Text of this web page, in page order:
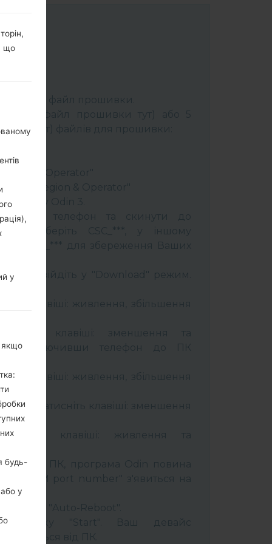
тут) файлів для прошивки:
& Operator"
& Region & Operator"
Odin 3.
телефон та скинути до
оберіть CSC_***, у іншому
для збереження Ваших
і увійдіть у "Download" режим.
Підключивши телефон до ПК
клавіші: живлення, збільшення
та натисніть клавіші: зменшення
клавіші: живлення та
до ПК, програма Odin повина
"COM port number" з'явиться на
час та "Auto-Reboot".
кнопку "Start". Ваш девайс
що
у
якщо
будь-
у